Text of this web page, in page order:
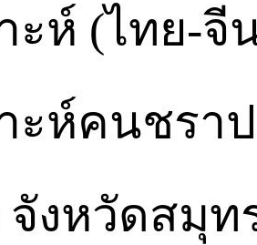
ะห์ (ไทย-
าะห์คนชร
งหวัดสมุท